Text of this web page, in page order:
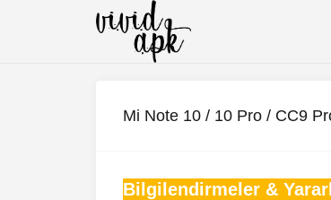
Mi Note 10 / 10 Pro / CC9
Bilgilendirmeler &